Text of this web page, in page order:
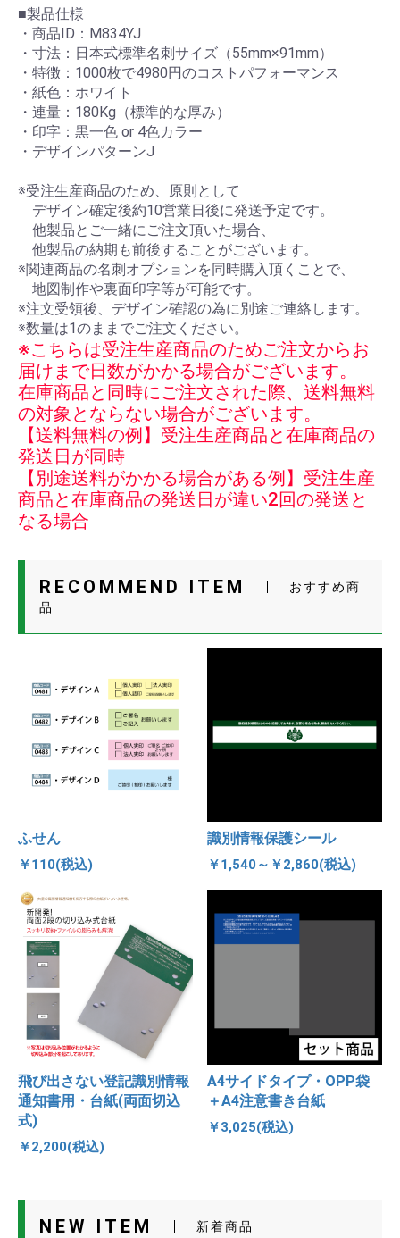
■製品仕様
・商品ID：M834YJ
・寸法：日本式標準名刺サイズ（55mm×91mm）
・特徴：1000枚で4980円のコストパフォーマンス
・紙色：ホワイト
・連量：180Kg（標準的な厚み）
・印字：黒一色 or 4色カラー
・デザインパターンJ
※受注生産商品のため、原則として
デザイン確定後約10営業日後に発送予定です。
他製品とご一緒にご注文頂いた場合、
他製品の納期も前後することがございます。
※関連商品の名刺オプションを同時購入頂くことで、
地図制作や裏面印字等が可能です。
※注文受領後、デザイン確認の為に別途ご連絡します。
※数量は1のままでご注文ください。
※こちらは受注生産商品のためご注文からお
届けまで日数がかかる場合がございます。
在庫商品と同時にご注文された際、送料無料
の対象とならない場合がございます。
【送料無料の例】受注生産商品と在庫商品の
発送日が同時
【別途送料がかかる場合がある例】受注生産
商品と在庫商品の発送日が違い2回の発送と
なる場合
RECOMMEND ITEM
おすすめ商
品
ふせん
￥110(税込)
識別情報保護シール
￥1,540～￥2,860(税込)
飛び出さない登記識別情報
通知書用・台紙(両面切込
式)
￥2,200(税込)
A4サイドタイプ・OPP袋
＋A4注意書き台紙
￥3,025(税込)
NEW ITEM 新着商品